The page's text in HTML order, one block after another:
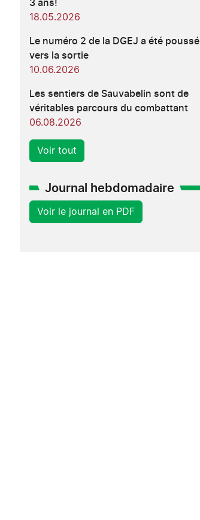
3 ans!
18.05.2026
Le numéro 2 de la DGEJ a été poussé
vers la sortie
10.06.2026
Les sentiers de Sauvabelin sont de
véritables parcours du combattant
06.08.2026
Voir tout
Journal hebdomadaire
Voir le journal en PDF